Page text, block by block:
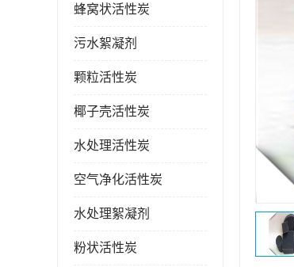
蜂窝状活性炭
污水絮凝剂
颗粒活性炭
椰子壳活性炭
水处理活性炭
空气净化活性炭
水处理絮凝剂
粉状活性炭